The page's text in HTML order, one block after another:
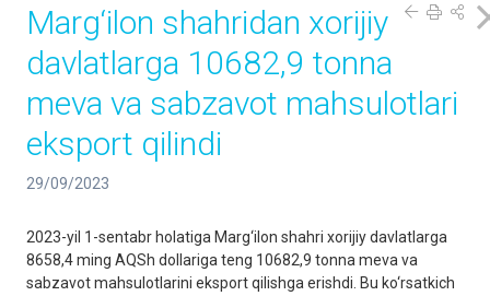
Marg‘ilon shahridan xorijiy
davlatlarga 10682,9 tonna
meva va sabzavot mahsulotlari
eksport qilindi
29/09/2023
2023-yil 1-sentabr holatiga Marg‘ilon shahri xorijiy davlatlarga
8658,4 ming AQSh dollariga teng 10682,9 tonna meva va
sabzavot mahsulotlarini eksport qilishga erishdi. Bu ko‘rsatkich